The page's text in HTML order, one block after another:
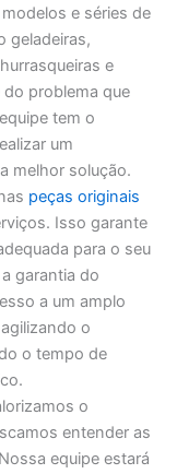
e séries de
geladeiras,
e
problema que
tem o
um
melhor solução.
peças originais
Isso garante
para o seu
garantia do
a um amplo
o
o tempo de
o
entender as
equipe estará